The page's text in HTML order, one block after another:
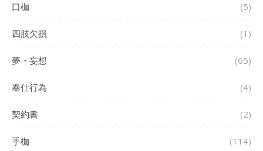
口枷 (5)
四肢欠損 (1)
夢・妄想 (65)
奉仕行為 (4)
契約書 (2)
手枷 (114)